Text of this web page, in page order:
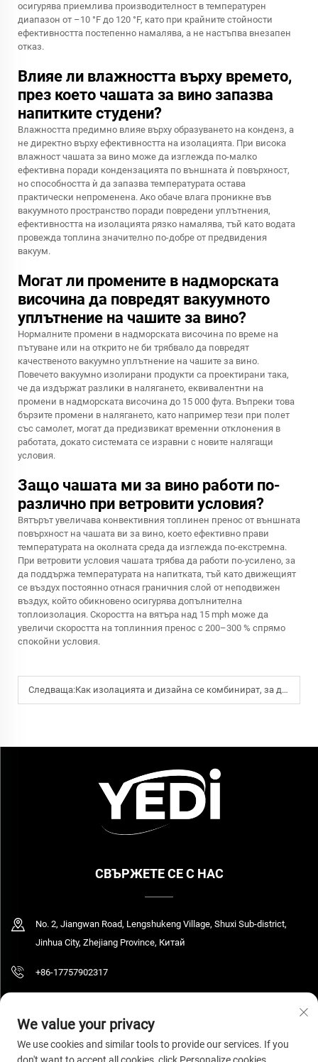
осигурява приемлива производителност в температурен
диапазон от –10 °F до 120 °F, като при крайните стойности
ефективността постепенно намалява, а не настъпва внезапен
отказ.
Влияе ли влажността върху времето,
през което чашата за вино запазва
напитките студени?
Влажността предимно влияе върху образуването на конденз, а
не директно върху ефективността на изолацията. При висока
влажност чашата за вино може да изглежда по-малко
ефективна поради кондензацията по външната ѝ повърхност,
но способността ѝ да запазва температурата остава
практически непроменена. Ако обаче влага проникне във
вакуумното пространство поради повредени уплътнения,
ефективността на изолацията рязко намалява, тъй като водата
провежда топлина значително по-добре от предвидения
вакуум.
Могат ли промените в надморската
височина да повредят вакуумното
уплътнение на чашите за вино?
Нормалните промени в надморската височина по време на
пътуване или на открито не би трябвало да повредят
качественото вакуумно уплътнение на чашите за вино.
Повечето вакуумно изолирани продукти са проектирани така,
че да издържат разлики в налягането, еквивалентни на
промени в надморската височина до 15 000 фута. Въпреки това
бързите промени в налягането, като например тези при полет
със самолет, могат да предизвикат временни отклонения в
работата, докато системата се изравни с новите налягащи
условия.
Защо чашата ми за вино работи по-
различно при ветровити условия?
Вятърът увеличава конвективния топлинен пренос от външната
повърхност на чашата ви за вино, което ефективно прави
температурата на околната среда да изглежда по-екстремна.
При ветровити условия чашата трябва да работи по-усилено, за
да поддържа температурата на напитката, тъй като движещият
се въздух постоянно отнася граничния слой от неподвижен
въздух, който обикновено осигурява допълнителна
топлоизолация. Скоростта на вятъра над 15 mph може да
увеличи скоростта на топлинния пренос с 200–300 % спрямо
спокойни условия.
Следваща:Как изолацията и дизайна се комбинират, за да подобрят употребата на чашките за вино
СВЪРЖЕТЕ СЕ С НАС
No. 2, Jiangwan Road, Lengshukeng Village, Shuxi Sub-district,
Jinhua City, Zhejiang Province, Китай
+86-17757902317
We value your privacy
We use cookies and similar tools to provide our services. If you